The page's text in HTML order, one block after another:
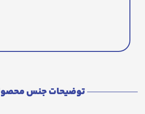
توضیحات جنس